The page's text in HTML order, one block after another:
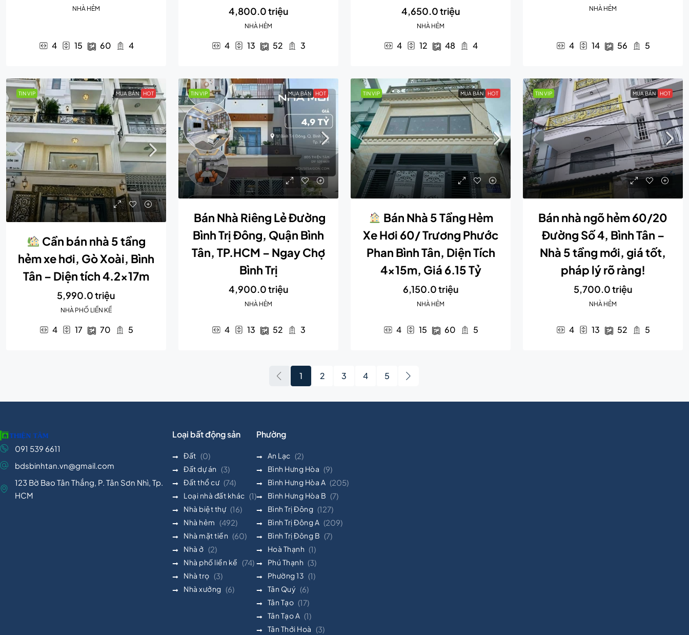
NHÀ HẺM
4 15 60 4
4,800.0 triệu
NHÀ HẺM
4 13 52 3
4,650.0 triệu
NHÀ HẺM
4 12 48 4
NHÀ HẺM
4 14 56 5
TIN VIP MUA BÁN HOT
Cần bán nhà 5 tầng
hẻm xe hơi, Gò Xoài, Bình
Tân – Diện tích 4.2x17m
5,990.0 triệu
NHÀ PHỐ LIỀN KỀ
4 17 70 5
TIN VIP MUA BÁN HOT
Bán Nhà Riêng Lẻ Đường
Bình Trị Đông, Quận Bình
Tân, TP.HCM – Ngay Chợ
Bình Trị
4,900.0 triệu
NHÀ HẺM
4 13 52 3
TIN VIP MUA BÁN HOT
Bán Nhà 5 Tầng Hẻm
Xe Hơi 60/ Trương Phước
Phan Bình Tân, Diện Tích
4x15m, Giá 6.15 Tỷ
6,150.0 triệu
NHÀ HẺM
4 15 60 5
TIN VIP MUA BÁN HOT
Bán nhà ngõ hẻm 60/20
Đường Số 4, Bình Tân –
Nhà 5 tầng mới, giá tốt,
pháp lý rõ ràng!
5,700.0 triệu
NHÀ HẺM
4 13 52 5
1 2 3 4 5
091 539 6611
bdsbinhtan.vn@gmail.com
123 Bờ Bao Tân Thắng, P. Tân Sơn Nhì, Tp.
HCM
Loại bất động sản
Đất (0)
Đất dự án (3)
Đất thổ cư (74)
Loại nhà đất khác (1)
Nhà biệt thự (16)
Nhà hẻm (492)
Nhà mặt tiền (60)
Nhà ở (2)
Nhà phố liền kề (74)
Nhà trọ (3)
Nhà xưởng (6)
Phường
An Lạc (2)
Bình Hưng Hòa (9)
Bình Hưng Hòa A (205)
Bình Hưng Hòa B (7)
Bình Trị Đông (127)
Bình Trị Đông A (209)
Bình Trị Đông B (7)
Hoà Thạnh (1)
Phú Thạnh (3)
Phường 13 (1)
Tân Quý (6)
Tân Tạo (17)
Tân Tạo A (1)
Tân Thới Hoà (3)